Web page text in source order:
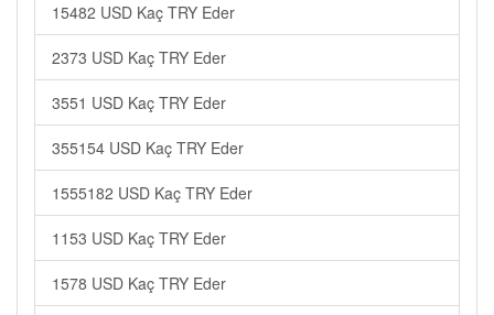
15482 USD Kaç TRY Eder
2373 USD Kaç TRY Eder
3551 USD Kaç TRY Eder
355154 USD Kaç TRY Eder
1555182 USD Kaç TRY Eder
1153 USD Kaç TRY Eder
1578 USD Kaç TRY Eder